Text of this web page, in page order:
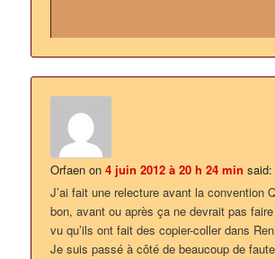
Orfaen on4 juin 2012 à 20 h 24 min said:
J’ai fait une relecture avant la convention
bon, avant ou après ça ne devrait pas
vu qu’ils ont fait des copier-coller dans
Je suis passé à côté de beaucoup de